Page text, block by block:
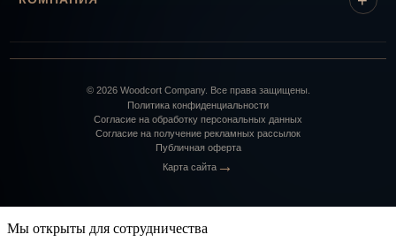
© 2026Woodcort Company. Все права защищены.
Политика конфиденциальности
Согласие на обработку персональных данных
Согласие на получение рекламных рассылок
Публичная оферта
Карта сайта →
Мы открыты для сотрудничества